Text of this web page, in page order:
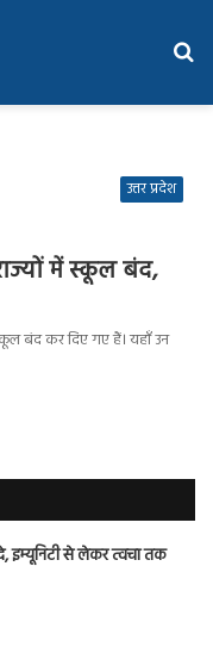
उत्तर प्रदेश
में स्कूल बंद,
बंद कर दिए गए हैं। यहाँ उन
से लेकर त्वचा तक